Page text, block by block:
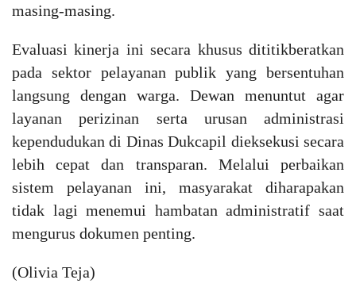
masing-masing.
Evaluasi kinerja ini secara khusus dititikberatkan
pada sektor pelayanan publik yang bersentuhan
langsung dengan warga. Dewan menuntut agar
layanan perizinan serta urusan administrasi
kependudukan di Dinas Dukcapil dieksekusi secara
lebih cepat dan transparan. Melalui perbaikan
sistem pelayanan ini, masyarakat diharapakan
tidak lagi menemui hambatan administratif saat
mengurus dokumen penting.
(Olivia Teja)